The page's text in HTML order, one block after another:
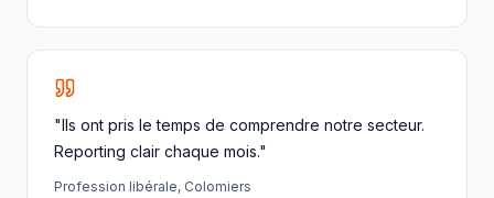
"Ils ont pris le temps de comprendre notre secteur.
Reporting clair chaque mois."
Profession libérale, Colomiers